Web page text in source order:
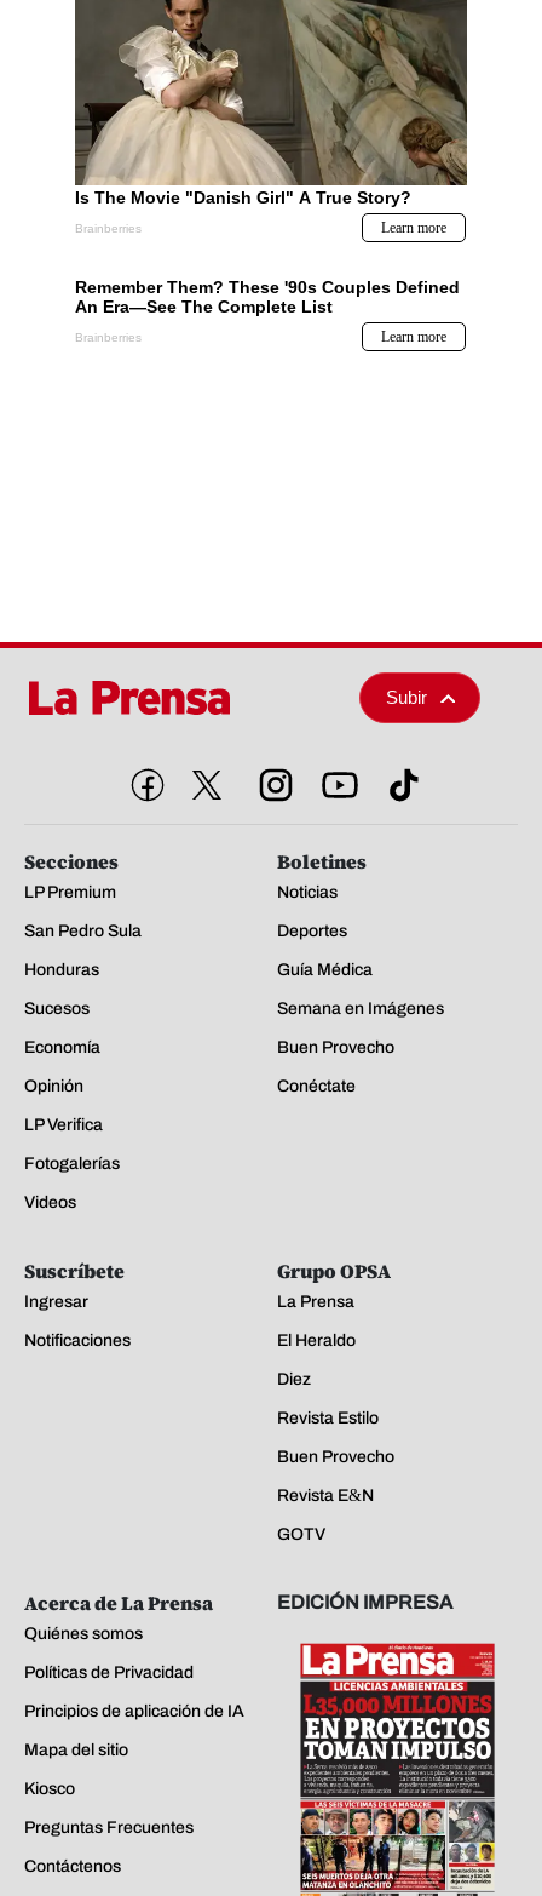
Subir
Secciones
LP Premium
San Pedro Sula
Honduras
Sucesos
Economía
Opinión
LP Verifica
Fotogalerías
Videos
Boletines
Noticias
Deportes
Guía Médica
Semana en Imágenes
Buen Provecho
Conéctate
Suscríbete
Ingresar
Notificaciones
Grupo OPSA
La Prensa
El Heraldo
Diez
Revista Estilo
Buen Provecho
Revista E&N
GOTV
Acerca de La Prensa
Quiénes somos
Políticas de Privacidad
Principios de aplicación de IA
Mapa del sitio
Kiosco
Preguntas Frecuentes
Contáctenos
EDICIÓN IMPRESA